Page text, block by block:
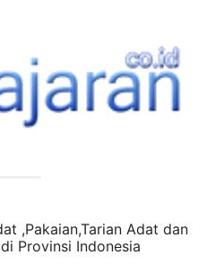
,Pakaian,Tarian Adat dan
Provinsi Indonesia